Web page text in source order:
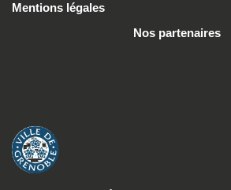
Mentions légales
Nos partenaires